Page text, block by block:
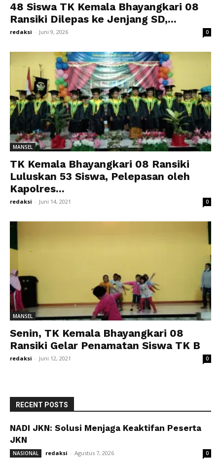
48 Siswa TK Kemala Bhayangkari 08
Ransiki Dilepas ke Jenjang SD,...
redaksi - Juni 9, 2026 0
MANSEL
TK Kemala Bhayangkari 08 Ransiki
Luluskan 53 Siswa, Pelepasan oleh
Kapolres...
redaksi - Juni 14, 2021 0
MANSEL
Senin, TK Kemala Bhayangkari 08
Ransiki Gelar Penamatan Siswa TK B
redaksi - Juni 12, 2021 0
RECENT POSTS
NADI JKN: Solusi Menjaga Keaktifan Peserta
JKN
NASIONAL redaksi - Agustus 7, 2026 0